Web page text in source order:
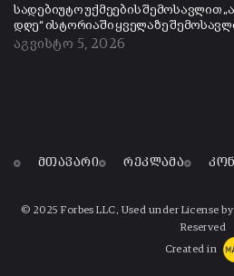
სადებიუტო უქმეების შემოსავლით
დღე“ ისტორიაში ყველაზე
აგვისტო 5, 2026
მთავარი რეკლამა
© 2025 Forbes LLC, Used under License
Reserved
Created in